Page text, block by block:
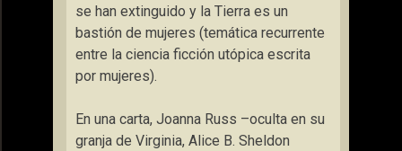
se han extinguido y la Tierra es un
bastión de mujeres (temática recurrente
entre la ciencia ficción utópica escrita
por mujeres).
En una carta, Joanna Russ –oculta en su
granja de Virginia, Alice B. Sheldon